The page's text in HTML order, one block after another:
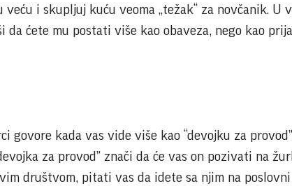
i skupljuj kuću veoma „težak“ za novčanik. U
da ćete mu postati više kao obaveza, nego kao
govore kada vas vide više kao “devojku za
za provod” znači da će vas on pozivati na
društvom, pitati vas da idete sa njim na